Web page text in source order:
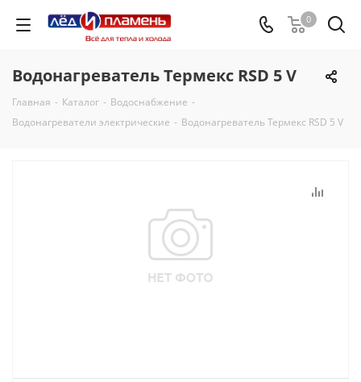
0
Водонагреватель Термекс RSD 5 V
Главная - Каталог - Водоснабжение -
Водонагреватели электрические - Водонагреватель Термекс RSD 5 V